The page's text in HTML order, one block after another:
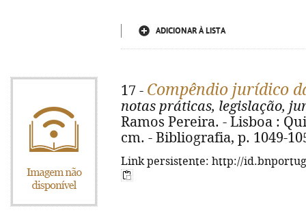
ADICIONAR À LISTA
17 - Compêndio jurídico
notas práticas, legislação,
Ramos Pereira. - Lisboa :
cm. - Bibliografia, p. 1049-
Link persistente: http://